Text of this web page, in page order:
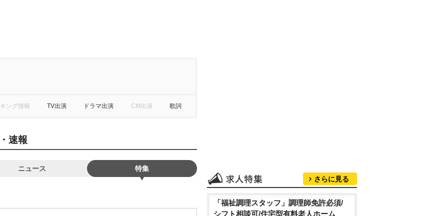
ング情報 TV出演 ドラマ出演 CM出演 歌詞
速報
ニュース 特集
さらに見る
「福祉調理スタッフ」調理師免許必須/
シフト相談可/住宅型有料老人ホーム